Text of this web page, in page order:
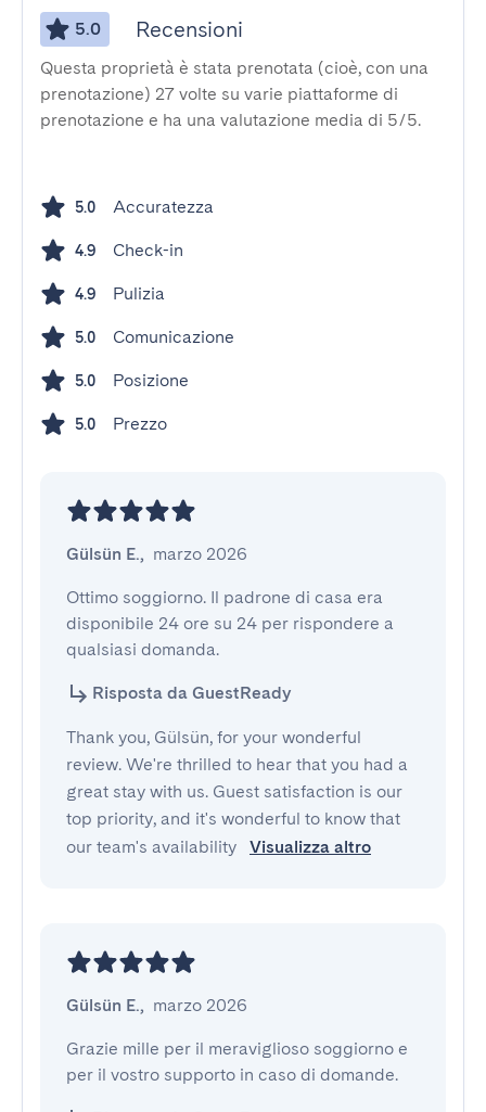
5.0 Recensioni
Questa proprietà è stata prenotata (cioè, con una
prenotazione) 27 volte su varie piattaforme di
prenotazione e ha una valutazione media di 5/5.
5.0 Accuratezza
4.9 Check-in
4.9 Pulizia
5.0 Comunicazione
5.0 Posizione
5.0 Prezzo
Gülsün E., marzo 2026
Ottimo soggiorno. Il padrone di casa era
disponibile 24 ore su 24 per rispondere a
qualsiasi domanda.
Risposta da GuestReady
Thank you, Gülsün, for your wonderful
review. We're thrilled to hear that you had a
great stay with us. Guest satisfaction is our
top priority, and it's wonderful to know that
our team's availability
Visualizza altro
Gülsün E., marzo 2026
Grazie mille per il meraviglioso soggiorno e
per il vostro supporto in caso di domande.